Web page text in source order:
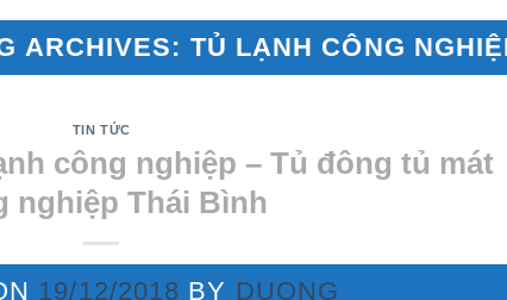
ARCHIVES: TỦ LẠNH CÔNG
TIN TỨC
công nghiệp – Tủ đông tủ mát
nghiệp Thái Bình
19/12/2018 BY DUONG